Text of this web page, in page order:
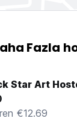
Fazla
Star Art
€12.69